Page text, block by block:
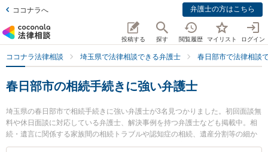
ココナラへ 弁護士の方はこちら
投稿する 探す 閲覧履歴 マイリスト ログイン
ココナラ法律相談 埼玉県で法律相談できる弁護士 春日部市で法律相談
春日部市の相続手続きに強い弁護士
埼玉県の春日部市で相続手続きに強い弁護士が3名見つかりました。初回面談無
料や休日面談に対応している弁護士、解決事例を持つ弁護士なども掲載中。相
続・遺言に関係する家族間の相続トラブルや認知症の相続、遺産分割等の細か
な分野での絞り込み検索もでき便利です。特に水戸貴之法律事務所の水戸 貴之